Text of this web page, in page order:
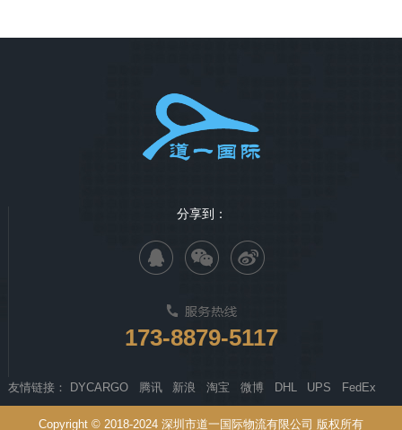
分享到：
173-8879-5117
友情链接： DYCARGO 腾讯 新浪 淘宝 微博 DHL UPS FedEx
Copyright © 2018-2024 深圳市道一国际物流有限公司 版权所有